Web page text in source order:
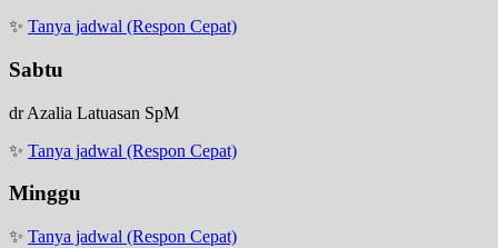
✨ Tanya jadwal (Respon Cepat)
Sabtu
dr Azalia Latuasan SpM
✨ Tanya jadwal (Respon Cepat)
Minggu
✨ Tanya jadwal (Respon Cepat)